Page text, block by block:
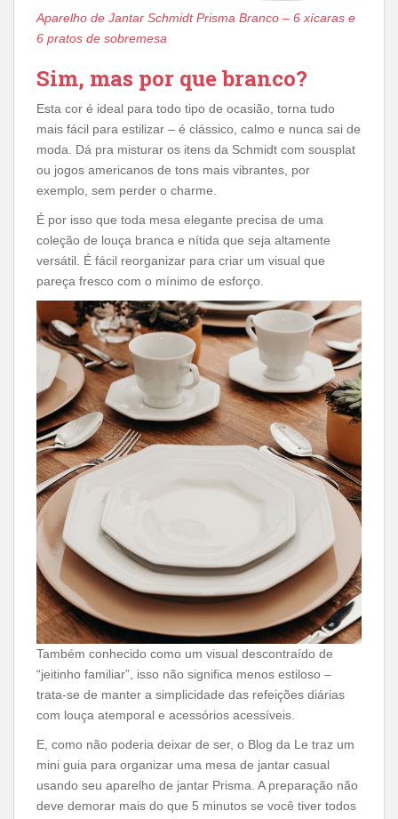
Aparelho de Jantar Schmidt Prisma Branco – 6 xícaras e
6 pratos de sobremesa
Sim, mas por que branco?
Esta cor é ideal para todo tipo de ocasião, torna tudo
mais fácil para estilizar – é clássico, calmo e nunca sai de
moda. Dá pra misturar os itens da Schmidt com sousplat
ou jogos americanos de tons mais vibrantes, por
exemplo, sem perder o charme.
É por isso que toda mesa elegante precisa de uma
coleção de louça branca e nítida que seja altamente
versátil. É fácil reorganizar para criar um visual que
pareça fresco com o mínimo de esforço.
Também conhecido como um visual descontraído de
“jeitinho familiar”, isso não significa menos estiloso –
trata-se de manter a simplicidade das refeições diárias
com louça atemporal e acessórios acessíveis.
E, como não poderia deixar de ser, o Blog da Le traz um
mini guia para organizar uma mesa de jantar casual
usando seu aparelho de jantar Prisma. A preparação não
deve demorar mais do que 5 minutos se você tiver todos